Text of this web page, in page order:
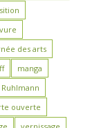
des arts
manga
ouverte